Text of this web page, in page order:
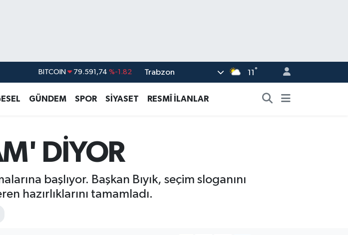
BITCOIN 79.591,74 %-1.82
G.ALTIN 6862,09000 %0.19
BİST100 14.598,00 %0
Trabzon 11 °
GÜNDEM SPOR SİYASET RESMÎ İLANLAR
DİYOR
başlıyor. Başkan Bıyık, seçim sloganını
hazırlıklarını tamamladı.